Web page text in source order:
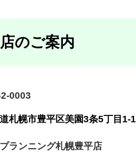
のご案内
0003
札幌市豊平区美園3条5丁目1-
ランニング札幌豊平店